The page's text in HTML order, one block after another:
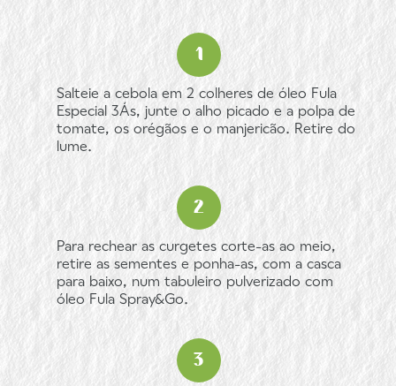
Salteie a cebola em 2 colheres de óleo Fula
Especial 3Ás, junte o alho picado e a polpa de
tomate, os orégãos e o manjericão. Retire do
lume.
Para rechear as curgetes corte-as ao meio,
retire as sementes e ponha-as, com a casca
para baixo, num tabuleiro pulverizado com
óleo Fula Spray&Go.